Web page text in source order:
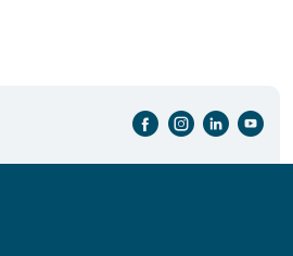
facebook-cirkel instagram-cirkel linkedin-cirkel youtube-cirkel